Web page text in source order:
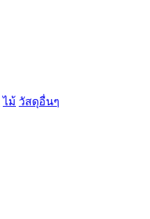
ไม้ วัสดุอื่นๆ